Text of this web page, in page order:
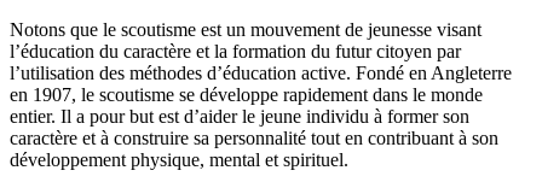
Notons que le scoutisme est un mouvement de jeunesse visant
l’éducation du caractère et la formation du futur citoyen par
l’utilisation des méthodes d’éducation active. Fondé en Angleterre
en 1907, le scoutisme se développe rapidement dans le monde
entier. Il a pour but est d’aider le jeune individu à former son
caractère et à construire sa personnalité tout en contribuant à son
développement physique, mental et spirituel.